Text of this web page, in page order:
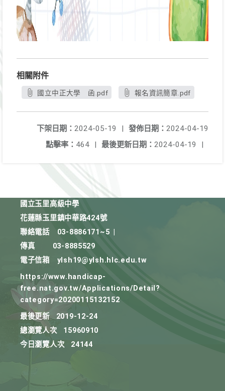
相關附件
國立中正大學 函.pdf 報名資訊簡章.pdf
發佈日期： 2024-04-19
下架日期： 2024-05-19
|
最後更新日期： 2024-04-19 |
點擊率： 464 |
國立玉里高級中學
花蓮縣玉里鎮中華路424號
聯絡電話
03-8886171~5
傳真
03-8885529
電子信箱
ylsh19@ylsh.hlc.edu.tw
https://www.handicap-
free.nat.gov.tw/Applications/Detail?
category=20200115132152
最後更新
2019-12-24
總瀏覽人次
15960910
今日瀏覽人次
24144